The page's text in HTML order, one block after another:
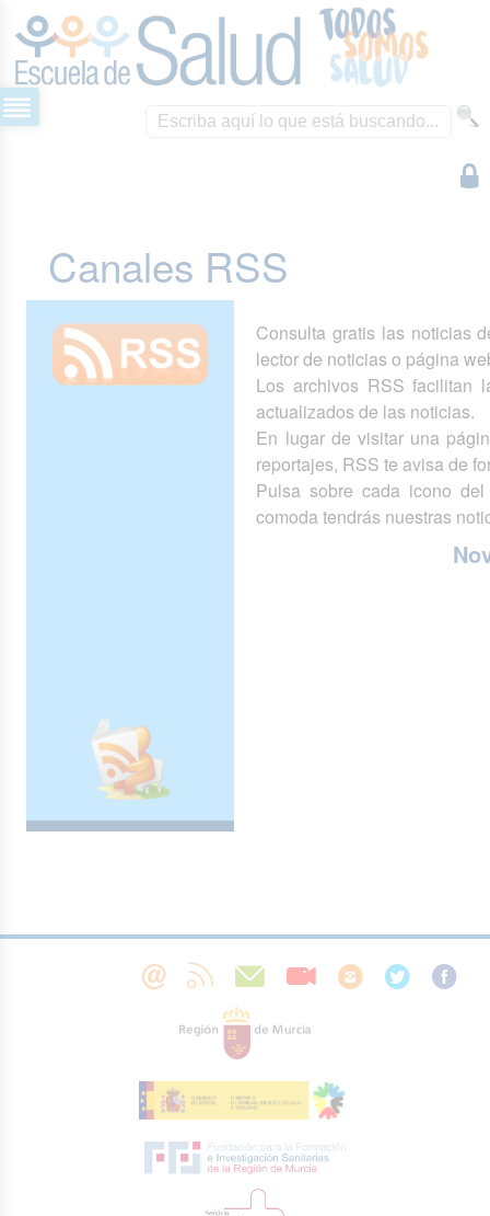
Canales RSS
Consulta gratis las noticias
lector de noticias o página
Los archivos RSS facilitan
actualizados de las noticias.
En lugar de visitar una
reportajes, RSS te avisa de
Pulsa sobre cada icono
comoda tendrás nuestras